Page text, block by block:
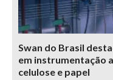
Swan do Brasil
em instrumentação
celulose e papel